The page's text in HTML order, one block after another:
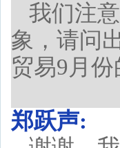
我们注
象，请问
贸易9月份
郑跃声: